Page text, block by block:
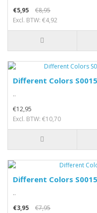
€5,95
€8,95
Excl. BTW: €4,92
Different Colors
..
€12,95
Excl. BTW: €10,70
Different Colors
..
€3,95
€7,95